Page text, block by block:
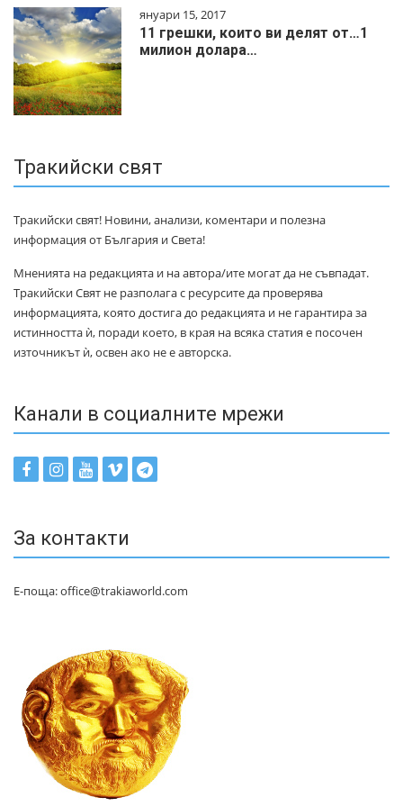
януари 15, 2017
11 грешки, които ви делят от…1
милиoн дoлapa…
Тракийски свят
Тракийски свят! Новини, анализи, коментари и полезна
информация от България и Света!
Мненията на редакцията и на автора/ите могат да не съвпадат.
Тракийски Свят не разполага с ресурсите да проверява
информацията, която достига до редакцията и не гарантира за
истинността ѝ, поради което, в края на всяка статия е посочен
източникът ѝ, освен ако не е авторска.
Канали в социалните мрежи
За контакти
Е-поща: office@trakiaworld.com